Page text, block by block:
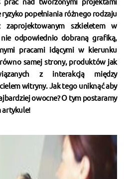
popełniania różnego rodzaju
zaprojektowanym szkieletem w
odpowiednio dobraną grafiką,
pracami idącymi w kierunku
samej strony, produktów jak
z interakcją między
witryny. Jak tego uniknąć aby
owocne? O tym postaramy
artykule!